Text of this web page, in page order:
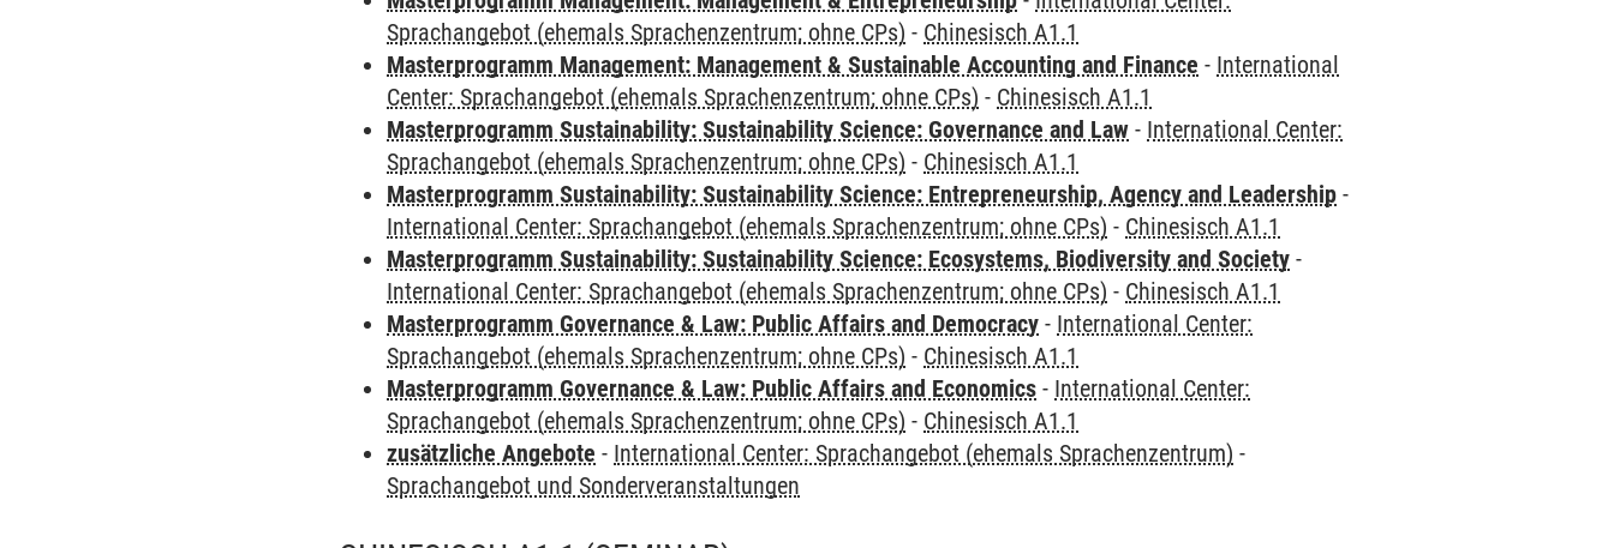
Sprachangebot (ehemals Sprachenzentrum; ohne CPs) - Chinesisch A1.1
Masterprogramm Management: Management & Sustainable Accounting and Finance - International
Center: Sprachangebot (ehemals Sprachenzentrum; ohne CPs) - Chinesisch A1.1
Masterprogramm Sustainability: Sustainability Science: Governance and Law - International Center:
Sprachangebot (ehemals Sprachenzentrum; ohne CPs) - Chinesisch A1.1
Masterprogramm Sustainability: Sustainability Science: Entrepreneurship, Agency and Leadership -
International Center: Sprachangebot (ehemals Sprachenzentrum; ohne CPs) - Chinesisch A1.1
Masterprogramm Sustainability: Sustainability Science: Ecosystems, Biodiversity and Society -
International Center: Sprachangebot (ehemals Sprachenzentrum; ohne CPs) - Chinesisch A1.1
Masterprogramm Governance & Law: Public Affairs and Democracy - International Center:
Sprachangebot (ehemals Sprachenzentrum; ohne CPs) - Chinesisch A1.1
Masterprogramm Governance & Law: Public Affairs and Economics - International Center:
Sprachangebot (ehemals Sprachenzentrum; ohne CPs) - Chinesisch A1.1
zusätzliche Angebote - International Center: Sprachangebot (ehemals Sprachenzentrum) -
Sprachangebot und Sonderveranstaltungen